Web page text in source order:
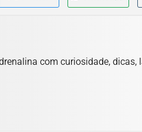
com curiosidade, dicas,